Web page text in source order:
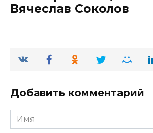
Вячеслав Соколов
Добавить комментарий
Имя
*